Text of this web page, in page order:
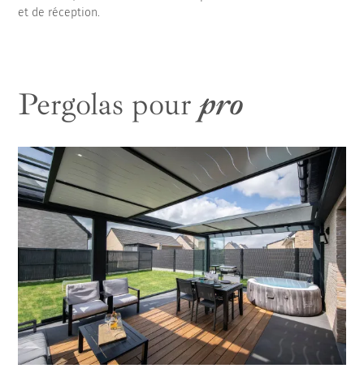
et de réception.
Pergolas pour pro